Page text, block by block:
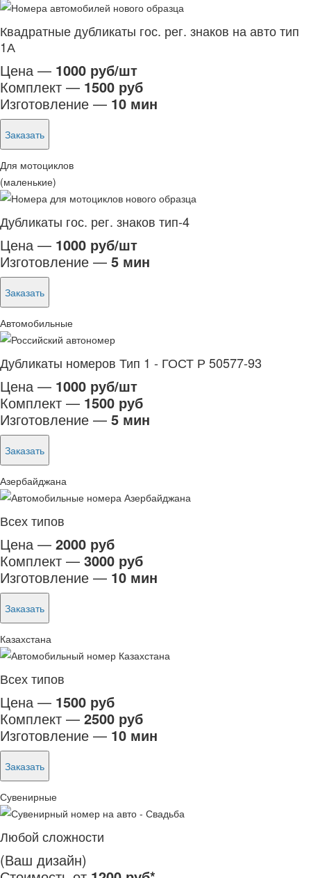
Квадратные дубликаты гос. рег. знаков на авто тип
1А
Цена — 1000 руб/шт
Комплект — 1500 руб
Изготовление — 10 мин
Заказать
Для мотоциклов
(маленькие)
Дубликаты гос. рег. знаков тип-4
Цена — 1000 руб/шт
Изготовление — 5 мин
Заказать
Автомобильные
Дубликаты номеров Тип 1 - ГОСТ Р 50577-93
Цена — 1000 руб/шт
Комплект — 1500 руб
Изготовление — 5 мин
Заказать
Азербайджана
Всех типов
Цена — 2000 руб
Комплект — 3000 руб
Изготовление — 10 мин
Заказать
Казахстана
Всех типов
Цена — 1500 руб
Комплект — 2500 руб
Изготовление — 10 мин
Заказать
Сувенирные
Любой сложности
(Ваш дизайн)